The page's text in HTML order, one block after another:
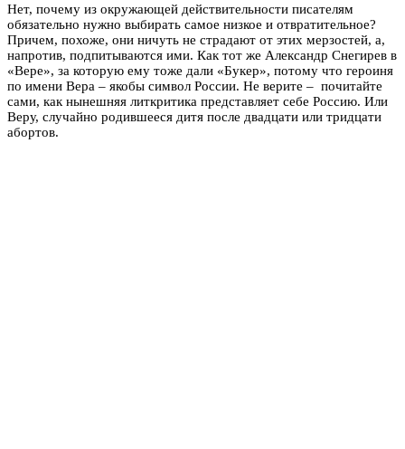
Нет, почему из окружающей действительности писателям
обязательно нужно выбирать самое низкое и отвратительное?
Причем, похоже, они ничуть не страдают от этих мерзостей, а,
напротив, подпитываются ими. Как тот же Александр Снегирев в
«Вере», за которую ему тоже дали «Букер», потому что героиня
по имени Вера – якобы символ России. Не верите – почитайте
сами, как нынешняя литкритика представляет себе Россию. Или
Веру, случайно родившееся дитя после двадцати или тридцати
абортов.